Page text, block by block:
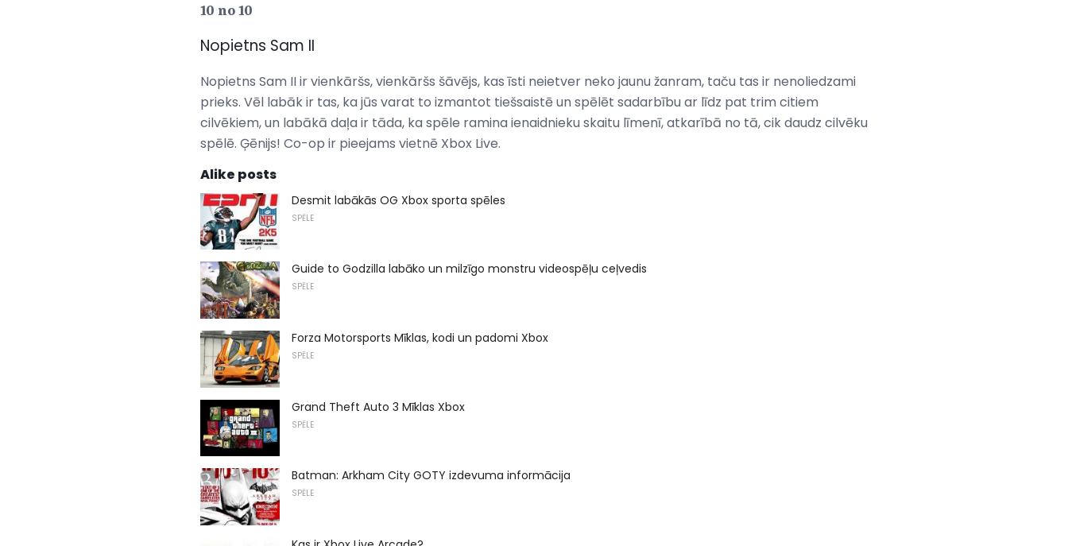
10 no 10
Nopietns Sam II
Nopietns Sam II ir vienkāršs, vienkāršs šāvējs, kas īsti neietver neko jaunu žanram, taču tas ir nenoliedzami
prieks. Vēl labāk ir tas, ka jūs varat to izmantot tiešsaistē un spēlēt sadarbību ar līdz pat trim citiem
cilvēkiem, un labākā daļa ir tāda, ka spēle ramina ienaidnieku skaitu līmenī, atkarībā no tā, cik daudz cilvēku
spēlē. Ģēnijs! Co-op ir pieejams vietnē Xbox Live.
Alike posts
Desmit labākās OG Xbox sporta spēles
SPĒLE
Guide to Godzilla labāko un milzīgo monstru videospēļu ceļvedis
SPĒLE
Forza Motorsports Mīklas, kodi un padomi Xbox
SPĒLE
Grand Theft Auto 3 Mīklas Xbox
SPĒLE
Batman: Arkham City GOTY izdevuma informācija
SPĒLE